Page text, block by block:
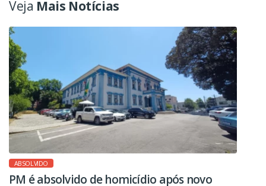
Veja Mais Notícias
ABSOLVIDO
PM é absolvido de homicídio após novo